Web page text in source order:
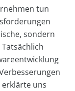
tun
sondern
erklärte uns